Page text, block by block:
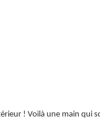
! Voilà une main qui